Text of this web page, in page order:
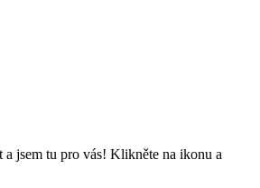
a jsem tu pro vás! Klikněte na ikonu a